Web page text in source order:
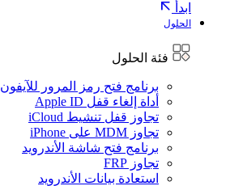
ابدأ
الحلول
فئة الحلول
برنامج فتح رمز المرور للآيفون
أداة إلغاء قفل Apple ID
تجاوز قفل تنشيط iCloud
تجاوز MDM على iPhone
برنامج فتح شاشة الأندرويد
تجاوز FRP
استعادة بيانات الأندرويد